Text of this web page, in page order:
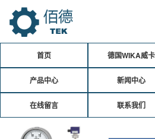
首页 德国WIKA威卡
产品中心 新闻中心
在线留言 联系我们